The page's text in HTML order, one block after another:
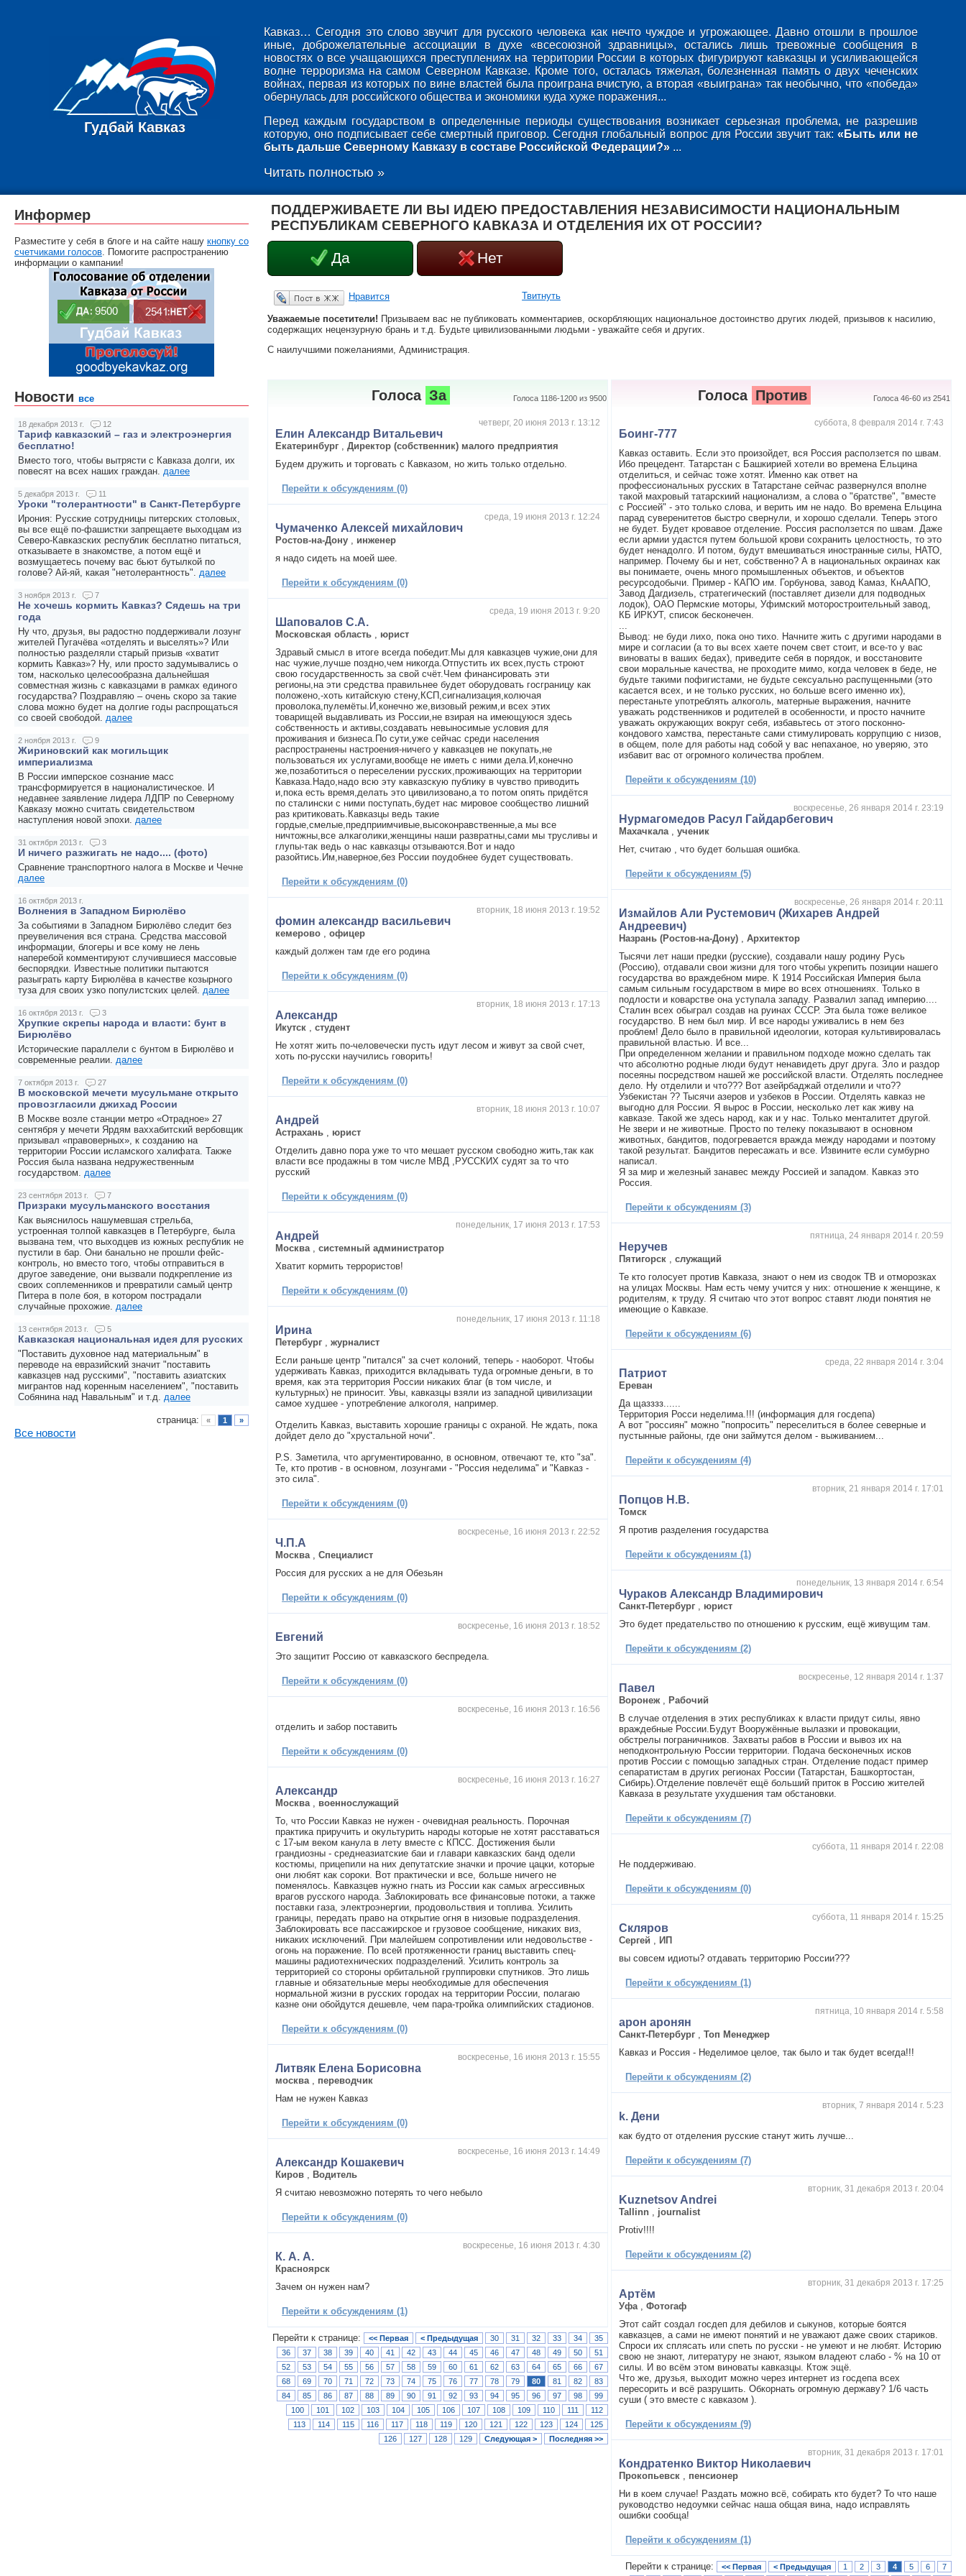
Гудбай Кавказ
Кавказ… Сегодня это слово звучит для русского человека как нечто чуждое и угрожающее. Давно отошли в прошлое
иные, доброжелательные ассоциации в духе «всесоюзной здравницы», остались лишь тревожные сообщения в
новостях о все учащающихся преступлениях на территории России в которых фигурируют кавказцы и усиливающейся
волне терроризма на самом Северном Кавказе. Кроме того, осталась тяжелая, болезненная память о двух чеченских
войнах, первая из которых по вине властей была проиграна вчистую, а вторая «выиграна» так необычно, что «победа»
обернулась для российского общества и экономики куда хуже поражения...
Перед каждым государством в определенные периоды существования возникает серьезная проблема, не разрешив
которую, оно подписывает себе смертный приговор. Сегодня глобальный вопрос для России звучит так: «Быть или не
быть дальше Северному Кавказу в составе Российской Федерации?» ...
Читать полностью »
ПОДДЕРЖИВАЕТЕ ЛИ ВЫ ИДЕЮ ПРЕДОСТАВЛЕНИЯ НЕЗАВИСИМОСТИ НАЦИОНАЛЬНЫМ
РЕСПУБЛИКАМ СЕВЕРНОГО КАВКАЗА И ОТДЕЛЕНИЯ ИХ ОТ РОССИИ?
Да Нет
Опубликовать в ЖЖ Нравится Твитнуть
Уважаемые посетители! Призываем вас не публиковать комментариев, оскорбляющих национальное достоинство других людей, призывов к насилию,
содержащих нецензурную брань и т.д. Будьте цивилизованными людьми - уважайте себя и других.
С наилучшими пожеланиями, Администрация.
Голоса За Голоса 1186-1200 из 9500
четверг, 20 июня 2013 г. 13:12
Елин Александр Витальевич
Екатеринбург ,Директор (собственник) малого предприятия
Будем дружить и торговать с Кавказом, но жить только отдельно.
Перейти к обсуждениям (0)
среда, 19 июня 2013 г. 12:24
Чумаченко Алексей михайлович
Ростов-на-Дону
инженер
я надо сидеть на моей шее.
Перейти к обсуждениям (0)
среда, 19 июня 2013 г. 9:20
Шаповалов С.А.
Московская область
юрист
Здравый смысл в итоге всегда победит.Мы для кавказцев чужие,они для
нас чужие,лучше поздно,чем никогда.Отпустить их всех,пусть строют
свою государственность за свой счёт.Чем финансировать эти
регионы,на эти средства правильнее будет оборудовать госграницу как
положено,-хоть китайскую стену,КСП,сигнализация,колючая
проволока,пулемёты.И,конечно же,визовый режим,и всех этих
товарищей выдавливать из России,не взирая на имеющуюся здесь
собственность и активы,создавать невыносимые условия для
проживания и бизнеса.По сути,уже сейчас среди населения
распространены настроения-ничего у кавказцев не покупать,не
пользоваться их услугами,вообще не иметь с ними дела.И,конечно
же,позаботиться о переселении русских,проживающих на территории
Кавказа.Надо,надо всю эту кавказскую публику в чувство приводить
и,пока есть время,делать это цивилизовано,а то потом опять придётся
по сталински с ними поступать,будет нас мировое сообщество лишний
раз критиковать.Кавказцы ведь такие
гордые,смелые,предприимчивые,высоконравственные,а мы все
ничтожны,все алкаголики,женщины наши развратны,сами мы трусливы и
глупы-так ведь о нас кавказцы отзываются.Вот и надо
разойтись.Им,наверное,без России поудобнее будет существовать.
Перейти к обсуждениям (0)
вторник, 18 июня 2013 г. 19:52
фомин александр васильевич
кемерово ,офицер
каждый должен там где его родина
Перейти к обсуждениям (0)
вторник, 18 июня 2013 г. 17:13
Александр
Икутск ,студент
Не хотят жить по-человечески пусть идут лесом и живут за свой счет,
хоть по-русски научились говорить!
Перейти к обсуждениям (0)
вторник, 18 июня 2013 г. 10:07
Андрей
Астрахань
юрист
Отделить давно пора уже то что мешает русском свободно жить,так как
власти все продажны в том числе МВД ,РУССКИХ судят за то что
русский
Перейти к обсуждениям (0)
понедельник, 17 июня 2013 г. 17:53
Андрей
Москва ,системный администратор
Хватит кормить террористов!
Перейти к обсуждениям (0)
понедельник, 17 июня 2013 г. 11:18
Ирина
Петербург ,журналист
Если раньше центр "питался" за счет колоний, теперь - наоборот. Чтобы
удерживать Кавказ, приходится вкладывать туда огромные деньги, в то
время, как эта территория России никаких благ (в том числе, и
культурных) не приносит. Увы, кавказцы взяли из западной цивилизации
самое худшее - употребление алкоголя, например.
Отделить Кавказ, выставить хорошие границы с охраной. Не ждать, пока
дойдет дело до "хрустальной ночи".
P.S. Заметила, что аргументированно, в основном, отвечают те, кто "за".
Те, кто против - в основном, лозунгами - "Россия неделима" и "Кавказ -
это сила".
Перейти к обсуждениям (0)
воскресенье, 16 июня 2013 г. 22:52
Ч.П.А
Москва ,Специалист
Россия для русских а не для Обезьян
Перейти к обсуждениям (0)
воскресенье, 16 июня 2013 г. 18:52
Евгений
Это защитит Россию от кавказского беспредела.
Перейти к обсуждениям (0)
воскресенье, 16 июня 2013 г. 16:56
отделить и забор поставить
Перейти к обсуждениям (0)
воскресенье, 16 июня 2013 г. 16:27
Александр
Москва
военнослужащий
То, что России Кавказ не нужен - очевидная реальность. Порочная
практика приручить и окультурить народы которые не хотят расставаться
с 17-ым веком канула в лету вместе с КПСС. Достижения были
грандиозны - среднеазиатские баи и главари кавказских банд одели
костюмы, прицепили на них депутатские значки и прочие цацки, которые
они любят как сороки. Вот практически и все, больше ничего не
поменялось. Кавказцев нужно гнать из России как самых агрессивных
врагов русского народа. Заблокировать все финансовые потоки, а также
поставки газа, электроэнергии, продовольствия и топлива. Усилить
границы, передать право на открытие огня в низовые подразделения.
Заблокировать все пассажирское и грузовое сообщение, никаких виз,
никаких исключений. При малейшем сопротивлении или недовольстве -
огонь на поражение. По всей протяженности границ выставить спец-
машины радиотехнических подразделений. Усилить контроль за
территорией со стороны орбитальной группировки спутников. Это лишь
главные и обязательные меры необходимые для обеспечения
нормальной жизни в русских городах на территории России, полагаю
казне они обойдутся дешевле, чем пара-тройка олимпийских стадионов.
Перейти к обсуждениям (0)
воскресенье, 16 июня 2013 г. 15:55
Литвяк Елена Борисовна
москва
переводчик
Нам не нужен Кавказ
Перейти к обсуждениям (0)
воскресенье, 16 июня 2013 г. 14:49
Александр Кошакевич
Киров
Водитель
Я считаю невозможно потерять то чего небыло
Перейти к обсуждениям (0)
воскресенье, 16 июня 2013 г. 4:30
К. А. А.
Красноярск
Зачем он нужен нам?
Перейти к обсуждениям (1)
Перейти к странице: << Первая < Предыдущая 30 31 32 33 34
35
36
37 38 39 40 41 42 43 44 45 46 47 48 49 50
51
52
53 54 55 56 57 58 59 60 61 62 63 64 65 66
67
68
69 70 71 72 73 74 75 76 77 78 79 80 81 82
83
84
85 86 87 88 89 90 91 92 93 94 95 96 97 98
99
100
101 102 103 104 105 106 107 108 109 110 111
112
113
114 115 116 117 118 119 120 121 122 123 124
125
126
127 128 129 Следующая > Последняя >>
Голоса Против Голоса 46-60 из 2541
суббота, 8 февраля 2014 г. 7:43
Боинг-777
Кавказ оставить. Если это произойдет, вся Россия расползется по швам.
Ибо прецедент. Татарстан с Башкирией хотели во времена Ельцина
отделиться, и сейчас тоже хотят. Именно как ответ на
профессиональных русских в Татарстане сейчас развернулся вполне
такой махровый татарскиий национализм, а слова о "братстве", "вместе
с Россией" - это только слова, и верить им не надо. Во времена Ельцина
парад суверенитетов быстро свернули, и хорошо сделали. Теперь этого
не будет. Будет кровавое отделение. Россия расползется по швам. Даже
если армии удастся путем большой крови сохранить целостность, то это
будет ненадолго. И потом, будут вмешиваться иностранные силы, НАТО,
например. Почему бы и нет, собственно? А в национальных окраинах как
вы понимаете, очень много промышленных объектов, и объектов
ресурсодобычи. Пример - КАПО им. Горбунова, завод Камаз, КнААПО,
Завод Дагдизель, стратегический (поставляет дизели для подводных
лодок), ОАО Пермские моторы, Уфимский моторостроительный завод,
КБ ИРКУТ, список бесконечен.
Вывод: не буди лихо, пока оно тихо. Начните жить с другими народами в
мире и согласии (а то вы всех хаете почем свет стоит, и все-то у вас
виноваты в ваших бедах), приведите себя в порядок, и восстановите
свои моральные качества, не проходите мимо, когда человек в беде, не
будьте такими пофигистами, не будьте сексуально распущенными (это
касается всех, и не только русских, но больше всего именно их),
перестаньте употреблять алкоголь, матерные выражения, начните
уважать родственников и родителей в особенности, и просто начните
уважать окружающих вокруг себя, избавьтесь от этого посконно-
кондового хамства, перестаньте сами стимулировать коррупцию с низов,
в общем, поле для работы над собой у вас непаханое, но уверяю, это
избавит вас от огромного количества проблем.
Перейти к обсуждениям (10)
воскресенье, 26 января 2014 г. 23:19
Нурмагомедов Расул Гайдарбегович
Махачкала ,ученик
Нет, считаю , что будет большая ошибка.
Перейти к обсуждениям (5)
воскресенье, 26 января 2014 г. 20:11
Измайлов Али Рустемович (Жихарев Андрей
Андреевич)
Назрань (Ростов-на-Дону) ,Архитектор
Тысячи лет наши предки (русские), создавали нашу родину Русь
(Россию), отдавали свои жизни для того чтобы укрепить позиции нашего
государства во враждебном мире. К 1914 Российская Империя была
самым сильным государством в мире во всех отношениях. Только в
подлости и коварстве она уступала западу. Развалил запад империю....
Сталин всех обыграл создав на руинах СССР. Эта была тоже великое
государство. В нем был мир. И все народы уживались в нем без
проблем! Дело было в правильной идеологии, которая культивировалась
правильной властью. И все...
При определенном желании и правильном подходе можно сделать так
что абсолютно родные люди будут ненавидеть друг друга. Зло и раздор
посеяны посредством нашей же российской власти. Отделять последнее
дело. Ну отделили и что??? Вот азейрбаджай отделили и что??
Узбекистан ?? Тысячи азеров и узбеков в России. Отделять кавказ не
выгодно для России. Я вырос в России, несколько лет как живу на
кавказе. Такой же здесь народ, как и у нас. Только менталитет другой.
Не звери и не животные. Просто по телеку показывают в основном
животных, бандитов, подогревается вражда между народами и поэтому
такой результат. Бандитов пересажать и все. Извините если сумбурно
написал.
Я за мир и железный занавес между Россией и западом. Кавказ это
Россия.
Перейти к обсуждениям (3)
пятница, 24 января 2014 г. 20:59
Неручев
Пятигорск ,служащий
Те кто голосует против Кавказа, знают о нем из сводок ТВ и отморозках
на улицах Москвы. Нам есть чему учится у них: отношение к женщине, к
родителям, к труду. Я считаю что этот вопрос ставят люди понятия не
имеющие о Кавказе.
Перейти к обсуждениям (6)
среда, 22 января 2014 г. 3:04
Патриот
Ереван
Да щазззз......
Территория Росси неделима.!!! (информация для госдепа)
А вот "россиян" можно "попросить" переселиться в более северные и
пустынные районы, где они займутся делом - выживанием...
Перейти к обсуждениям (4)
вторник, 21 января 2014 г. 17:01
Попцов Н.В.
Томск
Я против разделения государства
Перейти к обсуждениям (1)
понедельник, 13 января 2014 г. 6:54
Чураков Александр Владимирович
Санкт-Петербург
юрист
Это будет предательство по отношению к русским, ещё живущим там.
Перейти к обсуждениям (2)
воскресенье, 12 января 2014 г. 1:37
Павел
Воронеж
Рабочий
В случае отделения в этих республиках к власти придут силы, явно
враждебные России.Будут Вооружённые вылазки и провокации,
обстрелы пограничников. Захваты рабов в России и вывоз их на
неподконтрольную России территории. Подача бесконечных исков
против России с помощью западных стран. Отделение подаст пример
сепаратистам в других регионах России (Татарстан, Башкортостан,
Сибирь).Отделение повлечёт ещё больший приток в Россию жителей
Кавказа в результате ухудшения там обстановки.
Перейти к обсуждениям (7)
суббота, 11 января 2014 г. 22:08
Не поддерживаю.
Перейти к обсуждениям (0)
суббота, 11 января 2014 г. 15:25
Скляров
Сергей ,ИП
вы совсем идиоты? отдавать территорию России???
Перейти к обсуждениям (1)
пятница, 10 января 2014 г. 5:58
арон аронян
Санкт-Петербург ,Топ Менеджер
Кавказ и Россия - Неделимое целое, так было и так будет всегда!!!
Перейти к обсуждениям (2)
вторник, 7 января 2014 г. 5:23
k. Дени
как будто от отделения русские станут жить лучше...
Перейти к обсуждениям (7)
вторник, 31 декабря 2013 г. 20:04
Kuznetsov Andrei
Tallinn
journalist
Protiv!!!!
Перейти к обсуждениям (2)
вторник, 31 декабря 2013 г. 17:25
Артём
Уфа ,Фотогаф
Этот сайт создал госдеп для дебилов и сыкунов, которые боятся
кавказцев, а сами не имеют понятий и не уважают даже своих стариков.
Спроси их сплясать или спеть по русски - не умеют и не любят. Историю
свою не знают, литературу не знают, языком владеют слабо - % на 10 от
силы. И во всём этом виноваты кавказцы. Ктож эщё.
Что же, друзья, выходит можно через интернет из госдепа всех
пересорить и всё разрушить. Обкорнать огромную державу? 1/6 часть
суши ( это вместе с кавказом ).
Перейти к обсуждениям (9)
вторник, 31 декабря 2013 г. 17:01
Кондратенко Виктор Николаевич
Прокопьевск
пенсионер
Ни в коем случае! Раздать можно всё, собирать кто будет? То что наше
руководство недоумки сейчас наша общая вина, надо исправлять
ошибки сообща!
Перейти к обсуждениям (1)
Перейти к странице: << Первая < Предыдущая 1 2 3 4 5 6 7
Информер
Разместите у себя в блоге и на сайте нашу кнопку со
счетчиками голосов. Помогите распространению
информации о кампании!
Новости все
18 декабря 2013 г. 12
Тариф кавказский – газ и электроэнергия
бесплатно!
Вместо того, чтобы вытрясти с Кавказа долги, их
повесят на всех наших граждан. далее
5 декабря 2013 г. 11
Уроки "толерантности" в Санкт-Петербурге
Ирония: Русские сотрудницы питерских столовых,
вы все ещё по-фашистки запрещаете выходцам из
Северо-Кавказских республик бесплатно питаться,
отказываете в знакомстве, а потом ещё и
возмущаетесь почему вас бьют бутылкой по
голове? Ай-яй, какая "нетолерантность". далее
3 ноября 2013 г. 7
Не хочешь кормить Кавказ? Сядешь на три
года
Ну что, друзья, вы радостно поддерживали лозунг
жителей Пугачёва «отделять и выселять»? Или
полностью разделяли старый призыв «хватит
кормить Кавказ»? Ну, или просто задумывались о
том, насколько целесообразна дальнейшая
совместная жизнь с кавказцами в рамках единого
государства? Поздравляю – очень скоро за такие
слова можно будет на долгие годы распрощаться
со своей свободой. далее
2 ноября 2013 г. 9
Жириновский как могильщик
империализма
В России имперское сознание масс
трансформируется в националистическое. И
недавнее заявление лидера ЛДПР по Северному
Кавказу можно считать свидетельством
наступления новой эпохи. далее
31 октября 2013 г. 3
И ничего разжигать не надо.... (фото)
Сравнение транспортного налога в Москве и Чечне
далее
16 октября 2013 г.
Волнения в Западном Бирюлёво
За событиями в Западном Бирюлёво следит без
преувеличения вся страна. Средства массовой
информации, блогеры и все кому не лень
наперебой комментируют случившиеся массовые
беспорядки. Известные политики пытаются
разыграть карту Бирюлёва в качестве козырного
туза для своих узко популистских целей. далее
16 октября 2013 г. 3
Хрупкие скрепы народа и власти: бунт в
Бирюлёво
Исторические параллели с бунтом в Бирюлёво и
современные реалии. далее
7 октября 2013 г. 27
В московской мечети мусульмане открыто
провозгласили джихад России
В Москве возле станции метро «Отрадное» 27
сентября у мечети Ярдям ваххабитский вербовщик
призывал «правоверных», к созданию на
территории России исламского халифата. Также
Россия была названа недружественным
государством. далее
23 сентября 2013 г. 7
Призраки мусульманского восстания
Как выяснилось нашумевшая стрельба,
устроенная толпой кавказцев в Петербурге, была
вызвана тем, что выходцев из южных республик не
пустили в бар. Они банально не прошли фейс-
контроль, но вместо того, чтобы отправиться в
другое заведение, они вызвали подкрепление из
своих соплеменников и превратили самый центр
Питера в поле боя, в котором пострадали
случайные прохожие. далее
13 сентября 2013 г. 5
Кавказская национальная идея для русских
"Поставить духовное над материальным" в
переводе на евразийский значит "поставить
кавказцев над русскими", "поставить азиатских
мигрантов над коренным населением", "поставить
Собянина над Навальным" и т.д. далее
страница: « 1 »
Все новости